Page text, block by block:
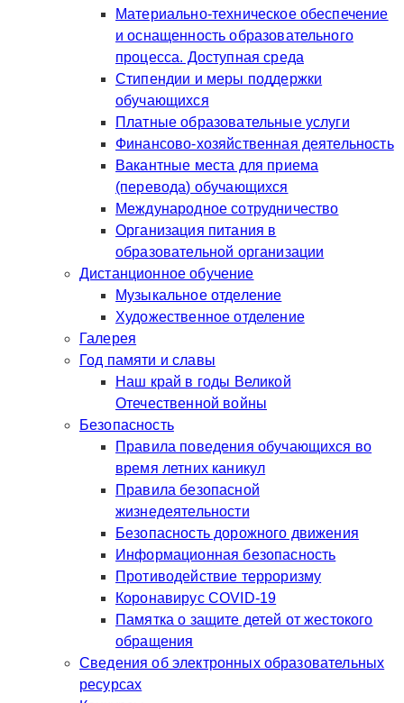
Материально-техническое обеспечение
и оснащенность образовательного
процесса. Доступная среда
Стипендии и меры поддержки
обучающихся
Платные образовательные услуги
Финансово-хозяйственная деятельность
Вакантные места для приема
(перевода) обучающихся
Международное сотрудничество
Организация питания в
образовательной организации
Дистанционное обучение
Музыкальное отделение
Художественное отделение
Галерея
Год памяти и славы
Наш край в годы Великой
Отечественной войны
Безопасность
Правила поведения обучающихся во
время летних каникул
Правила безопасной
жизнедеятельности
Безопасность дорожного движения
Информационная безопасность
Противодействие терроризму
Коронавирус COVID-19
Памятка о защите детей от жестокого
обращения
Сведения об электронных образовательных
ресурсах